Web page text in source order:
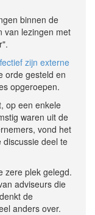
binnen de
van lezingen met
zijn externe
orde gesteld en
opgeroepen.
op een enkele
waren uit de
vond het
deel te
zere plek gelegd.
adviseurs die
de
anders over.